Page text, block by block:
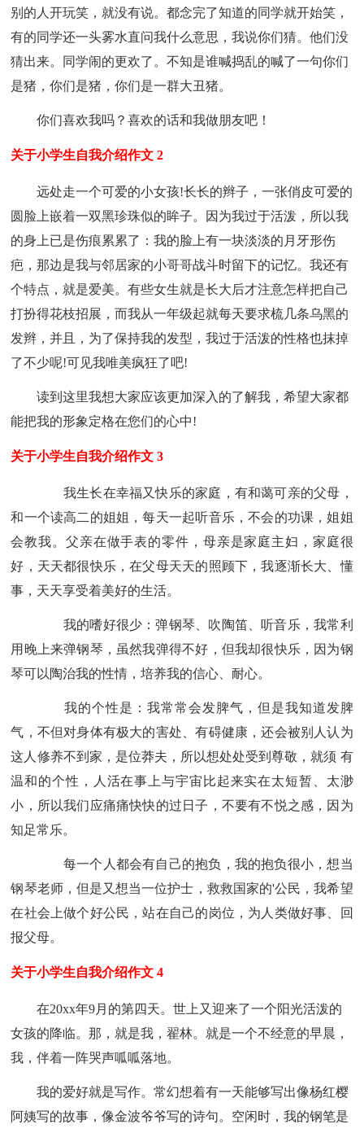
别的人开玩笑，就没有说。都念完了知道的同学就开始笑，
有的同学还一头雾水直问我什么意思，我说你们猜。他们没
猜出来。同学闹的更欢了。不知是谁喊捣乱的喊了一句你们
是猪，你们是猪，你们是一群大丑猪。
你们喜欢我吗？喜欢的话和我做朋友吧！
关于小学生自我介绍作文 2
远处走一个可爱的小女孩!长长的辫子，一张俏皮可爱的
圆脸上嵌着一双黑珍珠似的眸子。因为我过于活泼，所以我
的身上已是伤痕累累了：我的脸上有一块淡淡的月牙形伤
疤，那边是我与邻居家的小哥哥战斗时留下的记忆。我还有
个特点，就是爱美。有些女生就是长大后才注意怎样把自己
打扮得花枝招展，而我从一年级起就每天要求梳几条乌黑的
发辫，并且，为了保持我的发型，我过于活泼的性格也抹掉
了不少呢!可见我唯美疯狂了吧!
读到这里我想大家应该更加深入的了解我，希望大家都
能把我的形象定格在您们的心中!
关于小学生自我介绍作文 3
我生长在幸福又快乐的家庭，有和蔼可亲的父母，
和一个读高二的姐姐，每天一起听音乐，不会的功课，姐姐
会教我。父亲在做手表的零件，母亲是家庭主妇，家庭很
好，天天都很快乐，在父母天天的照顾下，我逐渐长大、懂
事，天天享受着美好的生活。
我的嗜好很少：弹钢琴、吹陶笛、听音乐，我常利
用晚上来弹钢琴，虽然我弹得不好，但我却很快乐，因为钢
琴可以陶治我的性情，培养我的信心、耐心。
我的个性是：我常常会发脾气，但是我知道发脾
气，不但对身体有极大的害处、有碍健康，还会被别人认为
这人修养不到家，是位莽夫，所以想处处受到尊敬，就须 有
温和的个性，人活在事上与宇宙比起来实在太短暂、太渺
小，所以我们应痛痛快快的过日子，不要有不悦之感，因为
知足常乐。
每一个人都会有自己的抱负，我的抱负很小，想当
钢琴老师，但是又想当一位护士，救救国家的'公民，我希望
在社会上做个好公民，站在自己的岗位，为人类做好事、回
报父母。
关于小学生自我介绍作文 4
在20xx年9月的第四天。世上又迎来了一个阳光活泼的
女孩的降临。那，就是我，翟林。就是一个不经意的早晨，
我，伴着一阵哭声呱呱落地。
我的爱好就是写作。常幻想着有一天能够写出像杨红樱
阿姨写的故事，像金波爷爷写的诗句。空闲时，我的钢笔是